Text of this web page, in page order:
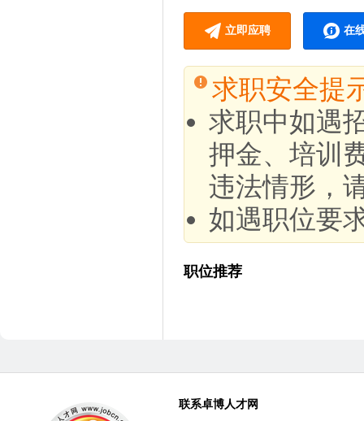
立即应聘 在
求职安全提
求职中如遇
押金、培训
违法情形，
如遇职位要
职位推荐
联系卓博人才网